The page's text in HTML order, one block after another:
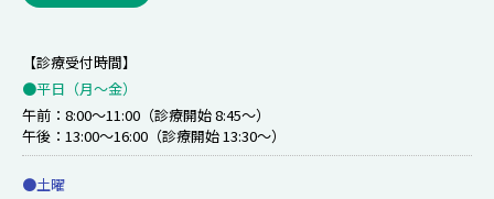
【診療受付時間】
●平日（月〜金）
午前：8:00～11:00（診療開始 8:45～）
午後：13:00～16:00（診療開始 13:30～）
●土曜